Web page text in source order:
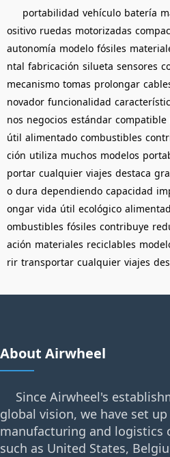
portabilidad vehículo batería
ositivo ruedas motorizadas
autonomía modelo fósiles
ntal fabricación silueta sensores
mecanismo tomas prolongar
novador funcionalidad
nos negocios estándar compatible
útil alimentado combustibles
ción utiliza muchos modelos
portar cualquier viajes destaca
o dura dependiendo capacidad
ongar vida útil ecológico
ombustibles fósiles contribuye
ación materiales reciclables
rir transportar cualquier viajes
About Airwheel
Since Airwheel's
global vision, we have set
manufacturing and logistics
such as United States,